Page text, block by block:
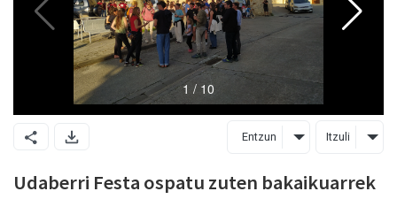
Entzun Itzuli
Udaberri Festa ospatu zuten bakaikuarrek